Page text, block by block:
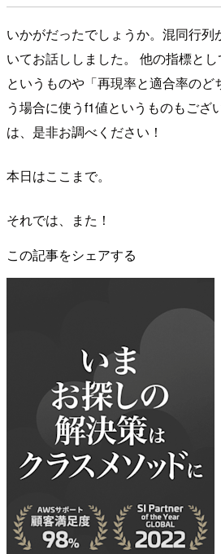
いかがだったでしょうか。混同行列
いてお話ししました。 他の指標と
というものや「再現率と適合率の
う場合に使うf1値というものもござ
は、是非お調べください！
本日はここまで。
それでは、また！
この記事をシェアする